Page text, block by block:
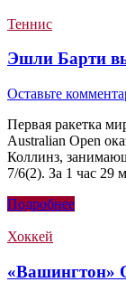
Теннис
Эшли Барти
Оставьте
Первая ракетка
Australian Open
Коллинз,
7/6(2). За 1 час 29
Подробнее
Хоккей
«Вашингтон»